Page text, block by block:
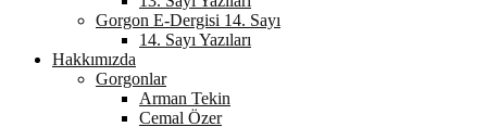
Gorgon E-Dergisi 14. Sayı
14. Sayı Yazıları
Hakkımızda
Gorgonlar
Arman Tekin
Cemal Özer